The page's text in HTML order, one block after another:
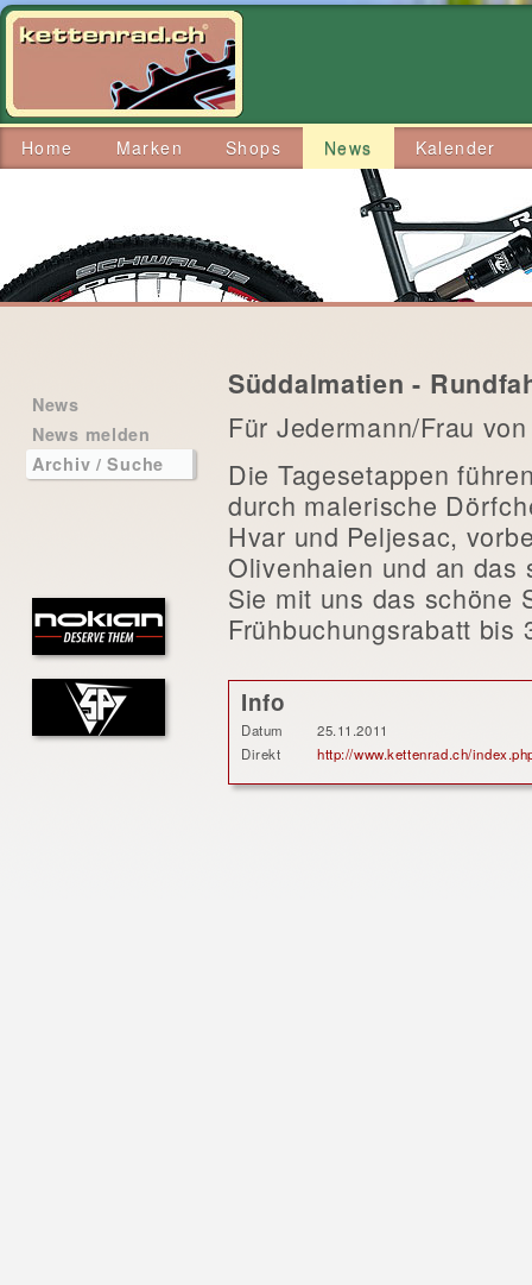
Home Marken Shops News Kalender
News
News melden
Archiv / Suche
Süddalmatien -
Für Jedermann/Frau
Die Tagesetappen
durch malerische
Hvar und Peljesac,
Olivenhaien und an das
Sie mit uns das schöne
Frühbuchungsrabatt bis
Info
Datum
25.11.2011
Direkt
http://www.kettenrad.ch/